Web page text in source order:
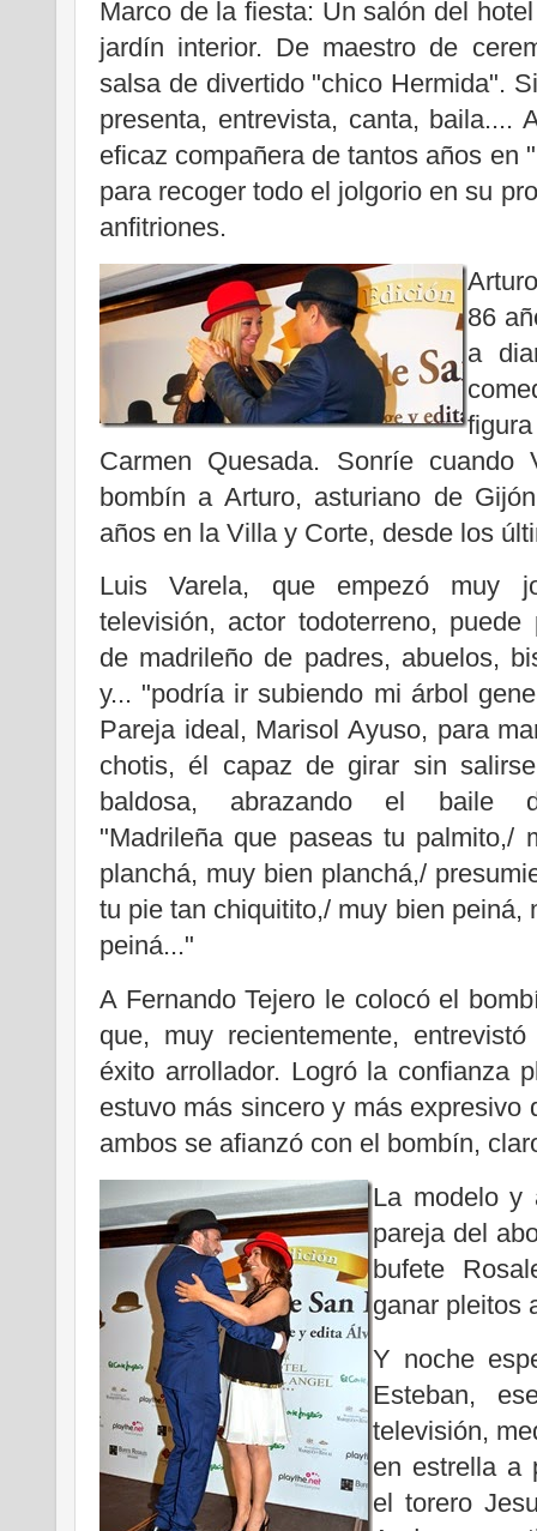
Marco de la fiesta: Un salón del
jardín interior. De maestro de
salsa de divertido "chico Hermida".
presenta, entrevista, canta, baila....
eficaz compañera de tantos años en
para recoger todo el jolgorio en su
anfitriones.
86
a
Carmen Quesada. Sonríe cuando
bombín a Arturo, asturiano de
años en la Villa y Corte, desde los
Luis Varela, que empezó muy
televisión, actor todoterreno, puede
de madrileño de padres, abuelos,
y... "podría ir subiendo mi árbol
Pareja ideal, Marisol Ayuso, para
chotis, él capaz de girar sin
baldosa, abrazando el baile
"Madrileña que paseas tu palmito,/
planchá, muy bien planchá,/
tu pie tan chiquitito,/ muy bien peiná,
peiná..."
A Fernando Tejero le colocó el
que, muy recientemente,
éxito arrollador. Logró la confianza
estuvo más sincero y más expresivo
ambos se afianzó con el bombín,
La modelo y
pareja del
bufete
ganar pleitos
Y noche
Esteban,
televisión,
en estrella a
el torero